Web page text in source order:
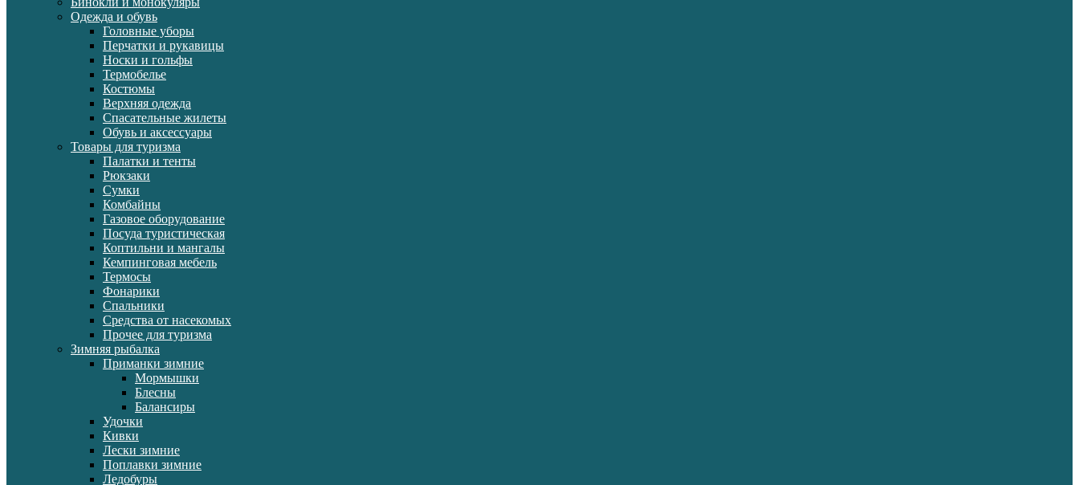
Одежда и обувь
Головные уборы
Перчатки и рукавицы
Носки и гольфы
Термобелье
Костюмы
Верхняя одежда
Спасательные жилеты
Обувь и аксессуары
Товары для туризма
Палатки и тенты
Рюкзаки
Сумки
Комбайны
Газовое оборудование
Посуда туристическая
Коптильни и мангалы
Кемпинговая мебель
Термосы
Фонарики
Спальники
Средства от насекомых
Прочее для туризма
Зимняя рыбалка
Приманки зимние
Мормышки
Блесны
Балансиры
Удочки
Кивки
Лески зимние
Поплавки зимние
Ледобуры